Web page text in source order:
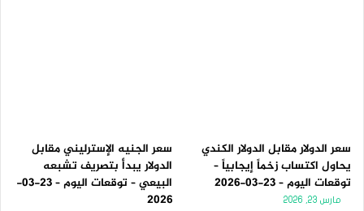
سعر الدولار مقابل الدولار الكندي
يحاول اكتساب زخماً إيجابياً –
توقعات اليوم – 23-03-2026
مارس 23, 2026
سعر الجنيه الإسترليني مقابل
الدولار يبدأ بتصريف تشبعه
البيعي – توقعات اليوم – 23-03-
2026